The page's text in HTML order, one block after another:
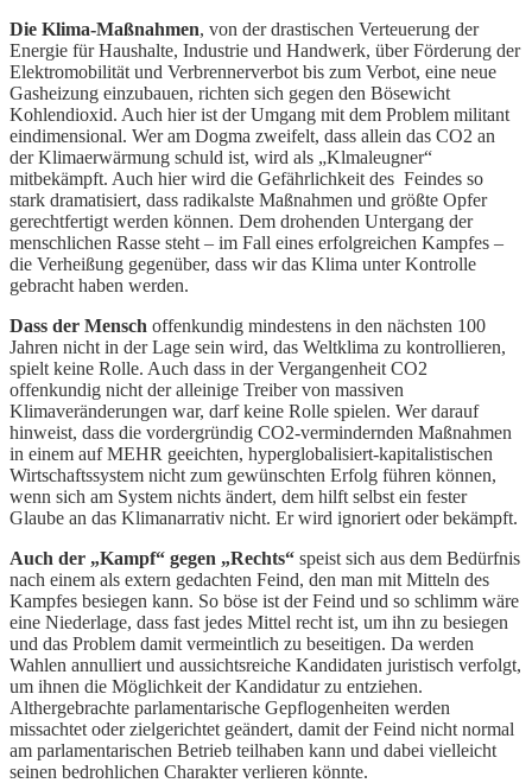
Die Klima-Maßnahmen, von der drastischen Verteuerung der
Energie für Haushalte, Industrie und Handwerk, über Förderung der
Elektromobilität und Verbrennerverbot bis zum Verbot, eine neue
Gasheizung einzubauen, richten sich gegen den Bösewicht
Kohlendioxid. Auch hier ist der Umgang mit dem Problem militant
eindimensional. Wer am Dogma zweifelt, dass allein das CO2 an
der Klimaerwärmung schuld ist, wird als „Klmaleugner“
mitbekämpft. Auch hier wird die Gefährlichkeit des Feindes so
stark dramatisiert, dass radikalste Maßnahmen und größte Opfer
gerechtfertigt werden können. Dem drohenden Untergang der
menschlichen Rasse steht – im Fall eines erfolgreichen Kampfes –
die Verheißung gegenüber, dass wir das Klima unter Kontrolle
gebracht haben werden.
Dass der Mensch offenkundig mindestens in den nächsten 100
Jahren nicht in der Lage sein wird, das Weltklima zu kontrollieren,
spielt keine Rolle. Auch dass in der Vergangenheit CO2
offenkundig nicht der alleinige Treiber von massiven
Klimaveränderungen war, darf keine Rolle spielen. Wer darauf
hinweist, dass die vordergründig CO2-vermindernden Maßnahmen
in einem auf MEHR geeichten, hyperglobalisiert-kapitalistischen
Wirtschaftssystem nicht zum gewünschten Erfolg führen können,
wenn sich am System nichts ändert, dem hilft selbst ein fester
Glaube an das Klimanarrativ nicht. Er wird ignoriert oder bekämpft.
Auch der „Kampf“ gegen „Rechts“ speist sich aus dem Bedürfnis
nach einem als extern gedachten Feind, den man mit Mitteln des
Kampfes besiegen kann. So böse ist der Feind und so schlimm wäre
eine Niederlage, dass fast jedes Mittel recht ist, um ihn zu besiegen
und das Problem damit vermeintlich zu beseitigen. Da werden
Wahlen annulliert und aussichtsreiche Kandidaten juristisch verfolgt,
um ihnen die Möglichkeit der Kandidatur zu entziehen.
Althergebrachte parlamentarische Gepflogenheiten werden
missachtet oder zielgerichtet geändert, damit der Feind nicht normal
am parlamentarischen Betrieb teilhaben kann und dabei vielleicht
seinen bedrohlichen Charakter verlieren könnte.